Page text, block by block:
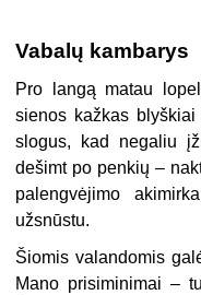
Vabalų kambarys
Pro langą matau
sienos kažkas
slogus, kad negaliu
dešimt po penkių –
palengvėjimo
užsnūstu.
Šiomis valandomis
Mano prisiminimai –